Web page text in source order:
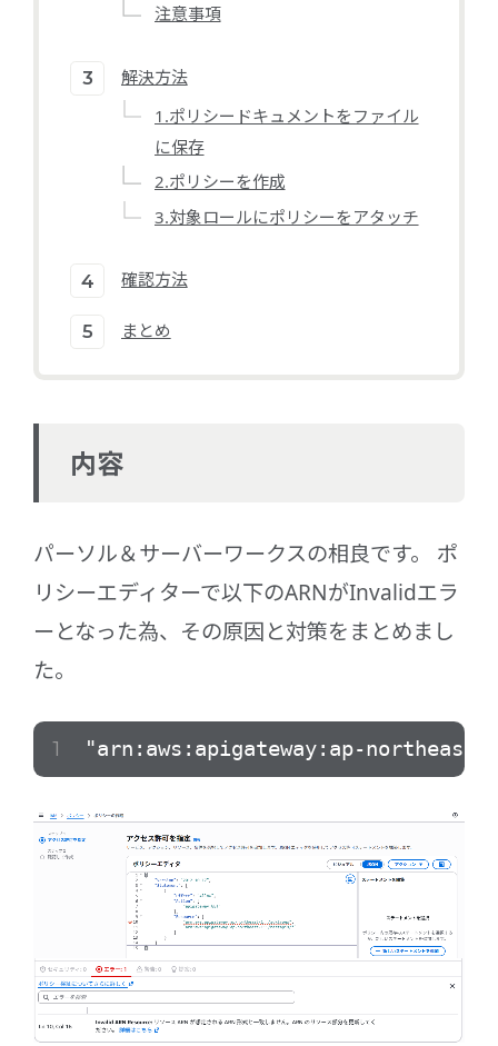
注意事項
解決方法
1.ポリシードキュメントをファイル
に保存
2.ポリシーを作成
3.対象ロールにポリシーをアタッチ
確認方法
まとめ
内容
パーソル＆サーバーワークスの相良です。 ポ
リシーエディターで以下のARNがInvalidエラ
ーとなった為、その原因と対策をまとめまし
た。
"arn:aws:apigateway:ap-